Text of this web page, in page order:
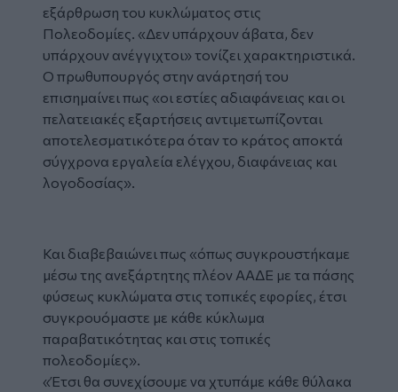
εξάρθρωση του κυκλώματος στις
Πολεοδομίες. «Δεν υπάρχουν άβατα, δεν
υπάρχουν ανέγγιχτοι» τονίζει χαρακτηριστικά.
Ο πρωθυπουργός στην ανάρτησή του
επισημαίνει πως «οι εστίες αδιαφάνειας και οι
πελατειακές εξαρτήσεις αντιμετωπίζονται
αποτελεσματικότερα όταν το κράτος αποκτά
σύγχρονα εργαλεία ελέγχου, διαφάνειας και
λογοδοσίας».
Και διαβεβαιώνει πως «όπως συγκρουστήκαμε
μέσω της ανεξάρτητης πλέον ΑΑΔΕ με τα πάσης
φύσεως κυκλώματα στις τοπικές εφορίες, έτσι
συγκρουόμαστε με κάθε κύκλωμα
παραβατικότητας και στις τοπικές
πολεοδομίες».
«Έτσι θα συνεχίσουμε να χτυπάμε κάθε θύλακα